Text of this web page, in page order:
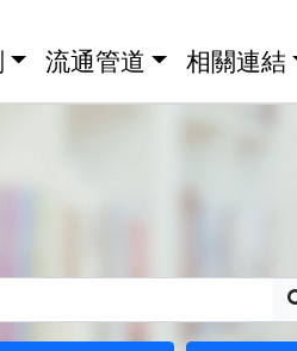
流通管道 相關連結